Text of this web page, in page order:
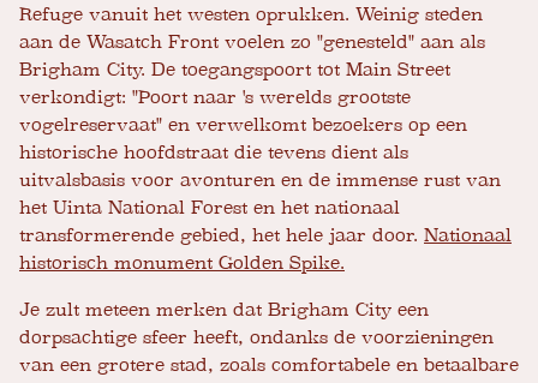
Refuge vanuit het westen oprukken. Weinig steden
aan de Wasatch Front voelen zo "genesteld" aan als
Brigham City. De toegangspoort tot Main Street
verkondigt: "Poort naar 's werelds grootste
vogelreservaat" en verwelkomt bezoekers op een
historische hoofdstraat die tevens dient als
uitvalsbasis voor avonturen en de immense rust van
het Uinta National Forest en het nationaal
transformerende gebied, het hele jaar door. Nationaal
historisch monument Golden Spike.
Je zult meteen merken dat Brigham City een
dorpsachtige sfeer heeft, ondanks de voorzieningen
van een grotere stad, zoals comfortabele en betaalbare